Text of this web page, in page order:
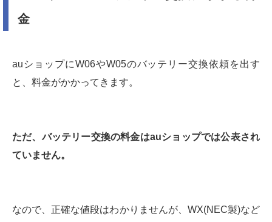
金
auショップにW06やW05のバッテリー交換依頼を出す
と、料金がかかってきます。
ただ、バッテリー交換の料金はauショップでは公表され
ていません。
なので、正確な値段はわかりませんが、WX(NEC製)など